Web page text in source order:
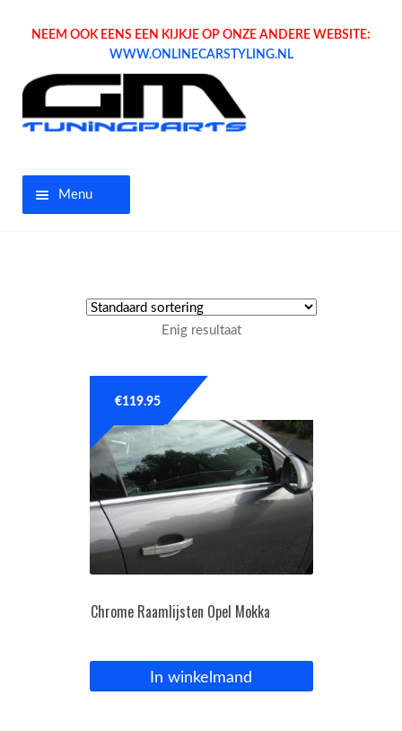
NEEM OOK EENS EEN KIJKJE OP ONZE ANDERE WEBSITE:
WWW.ONLINECARSTYLING.NL
Menu
Tuning parts
OPC Line
Bedrijfswagen parts
Inloggen / Registreren
Enig resultaat
Chrome Raamlijsten Opel Mokka
€119.95
In winkelmand